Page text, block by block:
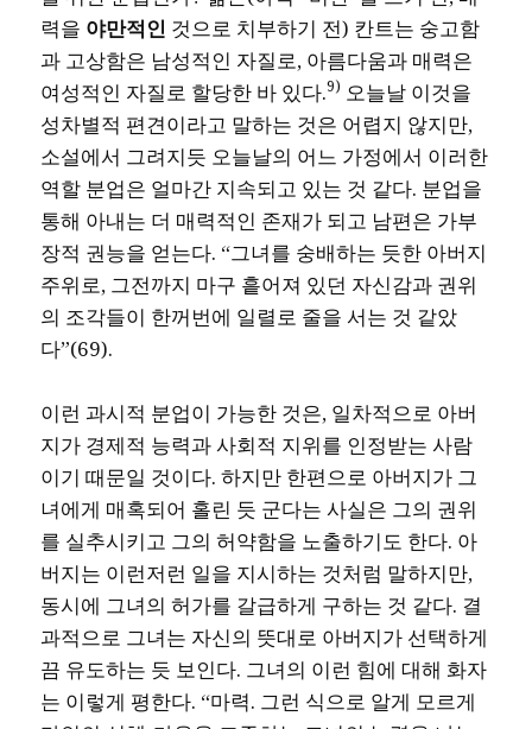
력을 야만적인 것으로 치부하기 전) 칸트는 숭고함
과 고상함은 남성적인 자질로, 아름다움과 매력은
여성적인 자질로 할당한 바 있다.9) 오늘날 이것을
성차별적 편견이라고 말하는 것은 어렵지 않지만,
소설에서 그려지듯 오늘날의 어느 가정에서 이러한
역할 분업은 얼마간 지속되고 있는 것 같다. 분업을
통해 아내는 더 매력적인 존재가 되고 남편은 가부
장적 권능을 얻는다. “그녀를 숭배하는 듯한 아버지
주위로, 그전까지 마구 흩어져 있던 자신감과 권위
의 조각들이 한꺼번에 일렬로 줄을 서는 것 같았
다”(69).
이런 과시적 분업이 가능한 것은, 일차적으로 아버
지가 경제적 능력과 사회적 지위를 인정받는 사람
이기 때문일 것이다. 하지만 한편으로 아버지가 그
녀에게 매혹되어 홀린 듯 군다는 사실은 그의 권위
를 실추시키고 그의 허약함을 노출하기도 한다. 아
버지는 이런저런 일을 지시하는 것처럼 말하지만,
동시에 그녀의 허가를 갈급하게 구하는 것 같다. 결
과적으로 그녀는 자신의 뜻대로 아버지가 선택하게
끔 유도하는 듯 보인다. 그녀의 이런 힘에 대해 화자
는 이렇게 평한다. “마력. 그런 식으로 알게 모르게